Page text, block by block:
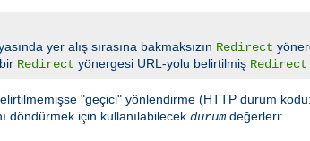
yer alış sırasına bakmaksızın Redirect
Redirect yönergesi URL-yolu belirtilmiş Redirect
"geçici" yönlendirme (HTTP durum
döndürmek için kullanılabilecek durum değerleri: